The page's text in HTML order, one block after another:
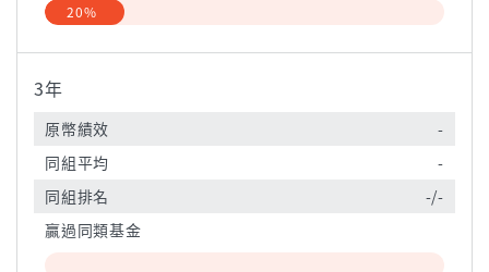
20%
3年
原幣績效
-
同組平均
-
同組排名
-/-
贏過同類基金